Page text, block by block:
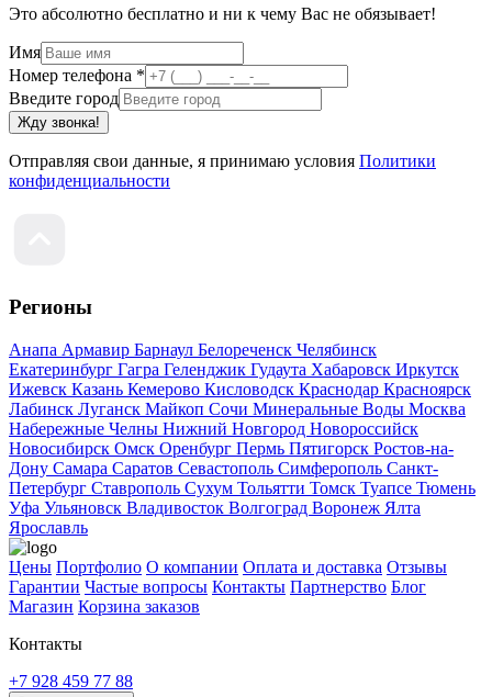
Это абсолютно бесплатно и ни к чему Вас не обязывает!
Имя
Номер телефона *
Введите город
Жду звонка!
Отправляя свои данные, я принимаю условия Политики
конфиденциальности
Регионы
Анапа Армавир Барнаул Белореченск Челябинск
Екатеринбург Гагра Геленджик Гудаута Хабаровск Иркутск
Ижевск Казань Кемерово Кисловодск Краснодар Красноярск
Лабинск Луганск Майкоп Сочи Минеральные Воды Москва
Набережные Челны Нижний Новгород Новороссийск
Новосибирск Омск Оренбург Пермь Пятигорск Ростов-на-
Дону Самара Саратов Севастополь Симферополь Санкт-
Петербург Ставрополь Сухум Тольятти Томск Туапсе Тюмень
Уфа Ульяновск Владивосток Волгоград Воронеж Ялта
Ярославль
Цены Портфолио О компании Оплата и доставка Отзывы
Гарантии Частые вопросы Контакты Партнерство Блог
Магазин Корзина заказов
Контакты
+7 928 459 77 88